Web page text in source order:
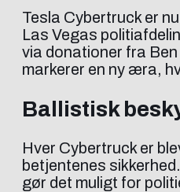
Tesla Cybertruck er
Las Vegas
via donationer fra
markerer en ny æra,
Ballistisk
Hver Cybertruck er
betjentenes
gør det muligt for